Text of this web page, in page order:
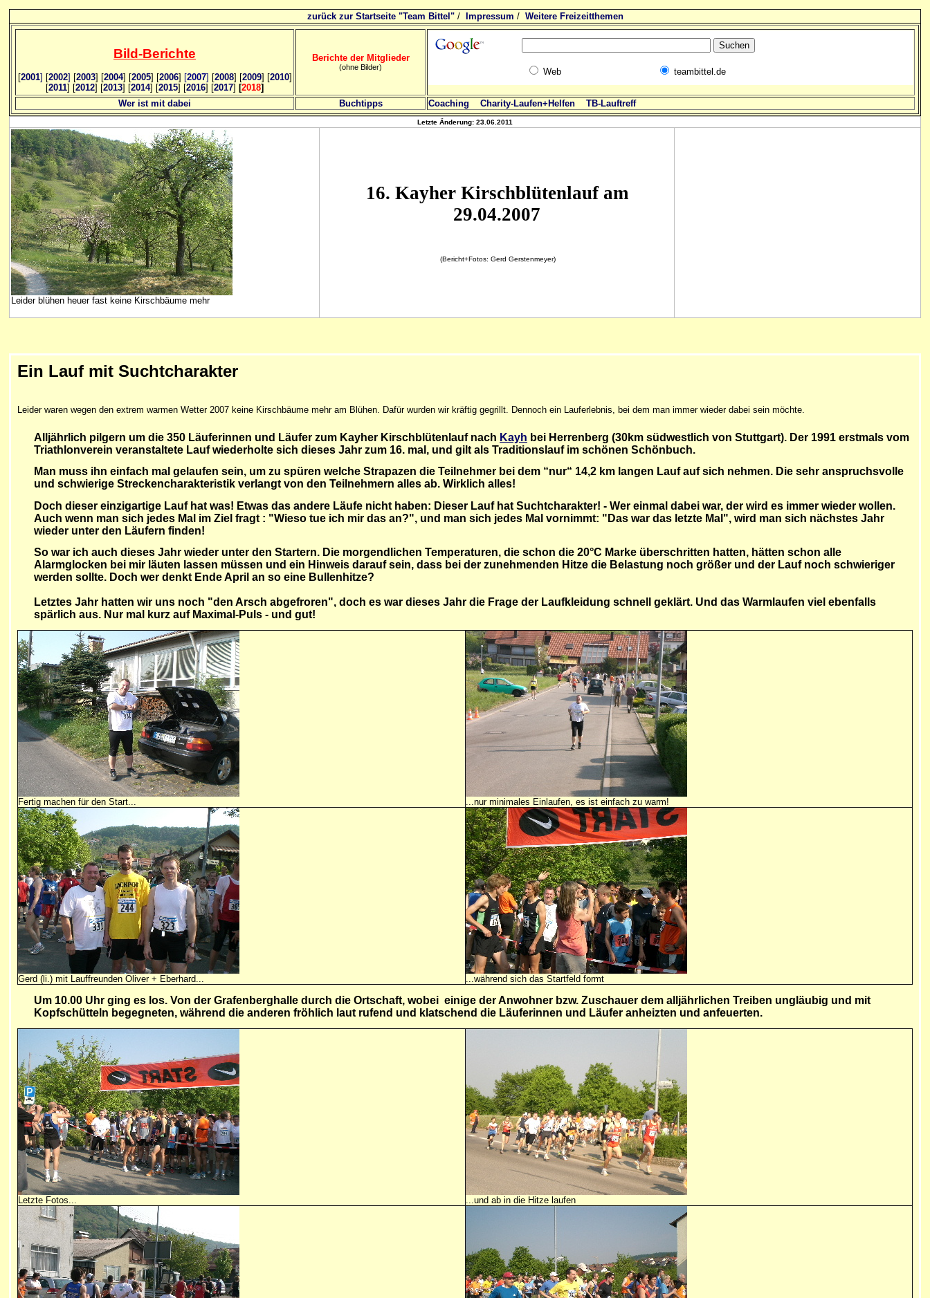
zurück zur Startseite "Team Bittel"/ Impressum / Weitere Freizeitthemen
Bild-Berichte
[2001] [2002] [2003] [2004] [2005] [2006] [2007] [2008] [2009] [2010]
[2011] [2012] [2013] [2014] [2015] [2016] [2017] [2018]
Berichte der Mitglieder
(ohne Bilder) Web teambittel.de
Wer ist mit dabei Buchtipps Coaching Charity-Laufen+Helfen TB-Lauftreff
Letzte Änderung: 23.06.2011
Leider blühen heuer fast keine Kirschbäume mehr
16. Kayher Kirschblütenlauf am
29.04.2007
(Bericht+Fotos: Gerd Gerstenmeyer)
Ein Lauf mit Suchtcharakter
Leider waren wegen den extrem warmen Wetter 2007 keine Kirschbäume mehr am Blühen. Dafür wurden wir kräftig gegrillt. Dennoch ein Lauferlebnis, bei dem man immer wieder dabei sein möchte.
Alljährlich pilgern um die 350 Läuferinnen und Läufer zum Kayher Kirschblütenlauf nach Kayh bei Herrenberg (30km südwestlich von Stuttgart). Der 1991 erstmals vom
Triathlonverein veranstaltete Lauf wiederholte sich dieses Jahr zum 16. mal, und gilt als Traditionslauf im schönen Schönbuch.
Man muss ihn einfach mal gelaufen sein, um zu spüren welche Strapazen die Teilnehmer bei dem “nur“ 14,2 km langen Lauf auf sich nehmen. Die sehr anspruchsvolle
und schwierige Streckencharakteristik verlangt von den Teilnehmern alles ab. Wirklich alles!
Doch dieser einzigartige Lauf hat was! Etwas das andere Läufe nicht haben: Dieser Lauf hat Suchtcharakter! - Wer einmal dabei war, der wird es immer wieder wollen.
Auch wenn man sich jedes Mal im Ziel fragt : "Wieso tue ich mir das an?", und man sich jedes Mal vornimmt: "Das war das letzte Mal", wird man sich nächstes Jahr
wieder unter den Läufern finden!
So war ich auch dieses Jahr wieder unter den Startern. Die morgendlichen Temperaturen, die schon die 20°C Marke überschritten hatten, hätten schon alle
Alarmglocken bei mir läuten lassen müssen und ein Hinweis darauf sein, dass bei der zunehmenden Hitze die Belastung noch größer und der Lauf noch schwieriger
werden sollte. Doch wer denkt Ende April an so eine Bullenhitze?
Letztes Jahr hatten wir uns noch "den Arsch abgefroren", doch es war dieses Jahr die Frage der Laufkleidung schnell geklärt. Und das Warmlaufen viel ebenfalls
spärlich aus. Nur mal kurz auf Maximal-Puls - und gut!
Fertig machen für den Start... ...nur minimales Einlaufen, es ist einfach zu warm!
Gerd (li.) mit Lauffreunden Oliver + Eberhard... ...während sich das Startfeld formt
Um 10.00 Uhr ging es los. Von der Grafenberghalle durch die Ortschaft, wobei einige der Anwohner bzw. Zuschauer dem alljährlichen Treiben ungläubig und mit
Kopfschütteln begegneten, während die anderen fröhlich laut rufend und klatschend die Läuferinnen und Läufer anheizten und anfeuerten.
Letzte Fotos... ...und ab in die Hitze laufen